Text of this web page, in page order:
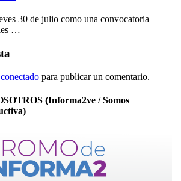
30 de julio como una convocatoria
…
conectado para publicar un comentario.
(Informa2ve / Somos